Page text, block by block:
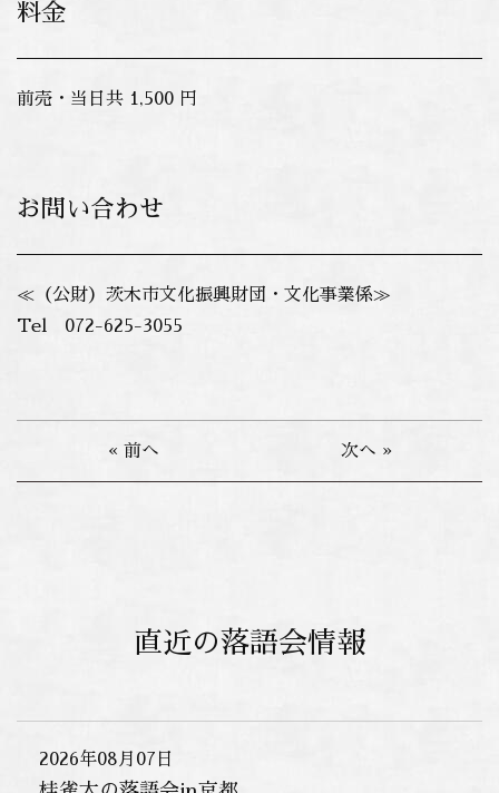
料金
前売・当日共 1,500 円
お問い合わせ
≪（公財）茨木市文化振興財団・文化事業係≫
Tel 072-625-3055
« 前へ 次へ »
直近の落語会情報
2026年08月07日